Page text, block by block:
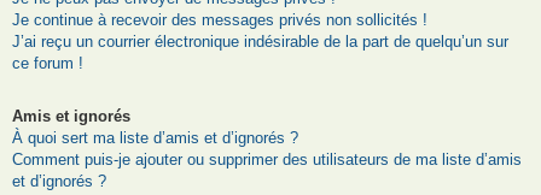
Je continue à recevoir des messages privés non sollicités !
J’ai reçu un courrier électronique indésirable de la part de quelqu’un sur
ce forum !
Amis et ignorés
À quoi sert ma liste d’amis et d’ignorés ?
Comment puis-je ajouter ou supprimer des utilisateurs de ma liste d’amis
et d’ignorés ?